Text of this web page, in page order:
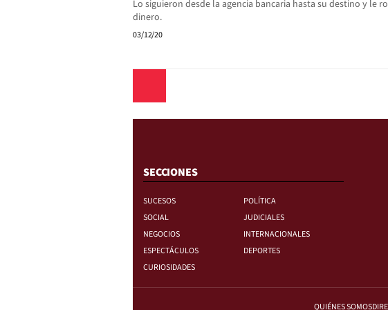
Lo siguieron desde la agencia bancaria hasta su destino y le
dinero.
03/12/20
SECCIONES
SUCESOS
POLÍTICA
SOCIAL
JUDICIALES
NEGOCIOS
INTERNACIONALES
ESPECTÁCULOS
DEPORTES
CURIOSIDADES
QUIÉNES SOMOS